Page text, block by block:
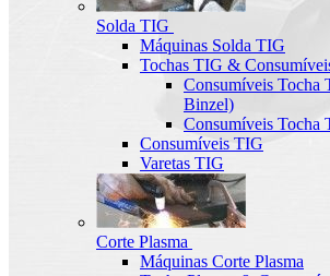
Solda TIG
Máquinas Solda TIG
Tochas TIG &
Consumíveis Tocha
Binzel)
Consumíveis
Consumíveis TIG
Varetas TIG
Corte Plasma
Máquinas Corte Plasma